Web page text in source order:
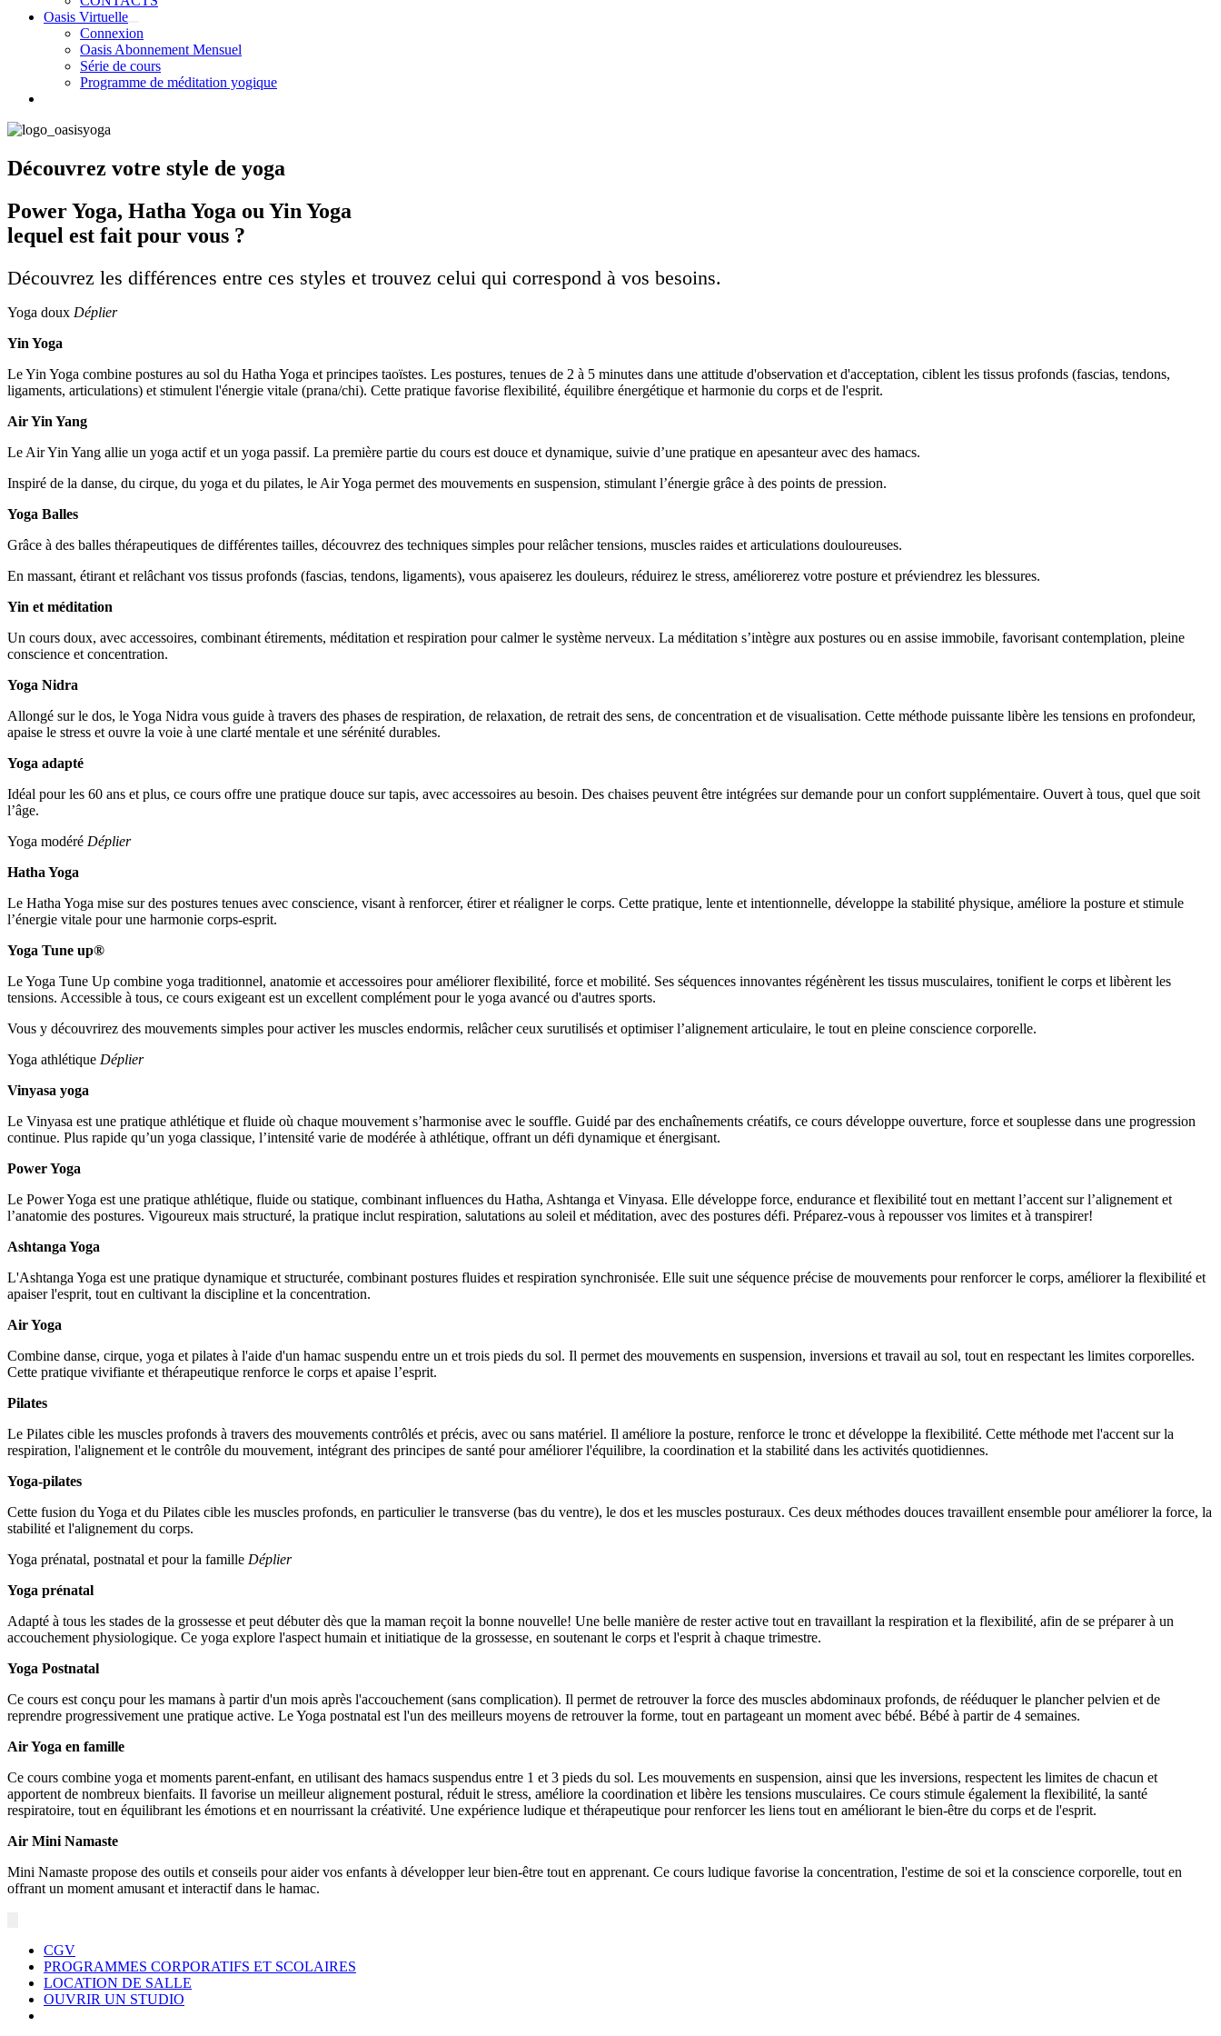
Oasis Virtuelle
Connexion
Oasis Abonnement Mensuel
Série de cours
Programme de méditation yogique
Découvrez votre style de yoga
Power Yoga, Hatha Yoga ou Yin Yoga
lequel est fait pour vous ?
Découvrez les différences entre ces styles et trouvez celui qui correspond à vos besoins.
Yoga doux Déplier
Yin Yoga
Le Yin Yoga combine postures au sol du Hatha Yoga et principes taoïstes. Les postures, tenues de 2 à 5 minutes dans une attitude d'observation et d'acceptation, ciblent les tissus profonds (fascias, tendons,
ligaments, articulations) et stimulent l'énergie vitale (prana/chi). Cette pratique favorise flexibilité, équilibre énergétique et harmonie du corps et de l'esprit.
Air Yin Yang
Le Air Yin Yang allie un yoga actif et un yoga passif. La première partie du cours est douce et dynamique, suivie d’une pratique en apesanteur avec des hamacs.
Inspiré de la danse, du cirque, du yoga et du pilates, le Air Yoga permet des mouvements en suspension, stimulant l’énergie grâce à des points de pression.
Yoga Balles
Grâce à des balles thérapeutiques de différentes tailles, découvrez des techniques simples pour relâcher tensions, muscles raides et articulations douloureuses.
En massant, étirant et relâchant vos tissus profonds (fascias, tendons, ligaments), vous apaiserez les douleurs, réduirez le stress, améliorerez votre posture et préviendrez les blessures.
Yin et méditation
Un cours doux, avec accessoires, combinant étirements, méditation et respiration pour calmer le système nerveux. La méditation s’intègre aux postures ou en assise immobile, favorisant contemplation, pleine
conscience et concentration.
Yoga Nidra
Allongé sur le dos, le Yoga Nidra vous guide à travers des phases de respiration, de relaxation, de retrait des sens, de concentration et de visualisation. Cette méthode puissante libère les tensions en profondeur,
apaise le stress et ouvre la voie à une clarté mentale et une sérénité durables.
Yoga adapté
Idéal pour les 60 ans et plus, ce cours offre une pratique douce sur tapis, avec accessoires au besoin. Des chaises peuvent être intégrées sur demande pour un confort supplémentaire. Ouvert à tous, quel que soit
l’âge.
Yoga modéré Déplier
Hatha Yoga
Le Hatha Yoga mise sur des postures tenues avec conscience, visant à renforcer, étirer et réaligner le corps. Cette pratique, lente et intentionnelle, développe la stabilité physique, améliore la posture et stimule
l’énergie vitale pour une harmonie corps-esprit.
Yoga Tune up®
Le Yoga Tune Up combine yoga traditionnel, anatomie et accessoires pour améliorer flexibilité, force et mobilité. Ses séquences innovantes régénèrent les tissus musculaires, tonifient le corps et libèrent les
tensions. Accessible à tous, ce cours exigeant est un excellent complément pour le yoga avancé ou d'autres sports.
Vous y découvrirez des mouvements simples pour activer les muscles endormis, relâcher ceux surutilisés et optimiser l’alignement articulaire, le tout en pleine conscience corporelle.
Yoga athlétique Déplier
Vinyasa yoga
Le Vinyasa est une pratique athlétique et fluide où chaque mouvement s’harmonise avec le souffle. Guidé par des enchaînements créatifs, ce cours développe ouverture, force et souplesse dans une progression
continue. Plus rapide qu’un yoga classique, l’intensité varie de modérée à athlétique, offrant un défi dynamique et énergisant.
Power Yoga
Le Power Yoga est une pratique athlétique, fluide ou statique, combinant influences du Hatha, Ashtanga et Vinyasa. Elle développe force, endurance et flexibilité tout en mettant l’accent sur l’alignement et
l’anatomie des postures. Vigoureux mais structuré, la pratique inclut respiration, salutations au soleil et méditation, avec des postures défi. Préparez-vous à repousser vos limites et à transpirer!
Ashtanga Yoga
L'Ashtanga Yoga est une pratique dynamique et structurée, combinant postures fluides et respiration synchronisée. Elle suit une séquence précise de mouvements pour renforcer le corps, améliorer la flexibilité et
apaiser l'esprit, tout en cultivant la discipline et la concentration.
Air Yoga
Combine danse, cirque, yoga et pilates à l'aide d'un hamac suspendu entre un et trois pieds du sol. Il permet des mouvements en suspension, inversions et travail au sol, tout en respectant les limites corporelles.
Cette pratique vivifiante et thérapeutique renforce le corps et apaise l’esprit.
Pilates
Le Pilates cible les muscles profonds à travers des mouvements contrôlés et précis, avec ou sans matériel. Il améliore la posture, renforce le tronc et développe la flexibilité. Cette méthode met l'accent sur la
respiration, l'alignement et le contrôle du mouvement, intégrant des principes de santé pour améliorer l'équilibre, la coordination et la stabilité dans les activités quotidiennes.
Yoga-pilates
Cette fusion du Yoga et du Pilates cible les muscles profonds, en particulier le transverse (bas du ventre), le dos et les muscles posturaux. Ces deux méthodes douces travaillent ensemble pour améliorer la force, la
stabilité et l'alignement du corps.
Yoga prénatal, postnatal et pour la famille Déplier
Yoga prénatal
Adapté à tous les stades de la grossesse et peut débuter dès que la maman reçoit la bonne nouvelle! Une belle manière de rester active tout en travaillant la respiration et la flexibilité, afin de se préparer à un
accouchement physiologique. Ce yoga explore l'aspect humain et initiatique de la grossesse, en soutenant le corps et l'esprit à chaque trimestre.
Yoga Postnatal
Ce cours est conçu pour les mamans à partir d'un mois après l'accouchement (sans complication). Il permet de retrouver la force des muscles abdominaux profonds, de rééduquer le plancher pelvien et de
reprendre progressivement une pratique active. Le Yoga postnatal est l'un des meilleurs moyens de retrouver la forme, tout en partageant un moment avec bébé. Bébé à partir de 4 semaines.
Air Yoga en famille
Ce cours combine yoga et moments parent-enfant, en utilisant des hamacs suspendus entre 1 et 3 pieds du sol. Les mouvements en suspension, ainsi que les inversions, respectent les limites de chacun et
apportent de nombreux bienfaits. Il favorise un meilleur alignement postural, réduit le stress, améliore la coordination et libère les tensions musculaires. Ce cours stimule également la flexibilité, la santé
respiratoire, tout en équilibrant les émotions et en nourrissant la créativité. Une expérience ludique et thérapeutique pour renforcer les liens tout en améliorant le bien-être du corps et de l'esprit.
Air Mini Namaste
Mini Namaste propose des outils et conseils pour aider vos enfants à développer leur bien-être tout en apprenant. Ce cours ludique favorise la concentration, l'estime de soi et la conscience corporelle, tout en
offrant un moment amusant et interactif dans le hamac.
CGV
PROGRAMMES CORPORATIFS ET SCOLAIRES
LOCATION DE SALLE
OUVRIR UN STUDIO